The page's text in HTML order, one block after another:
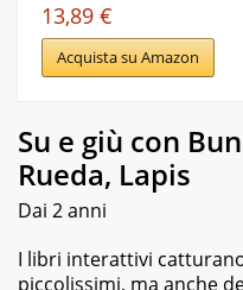
13,89 €
Acquista su Amazon
Su e giù con
Rueda, Lapis
Dai 2 anni
I libri interattivi
piccolissimi, ma anche